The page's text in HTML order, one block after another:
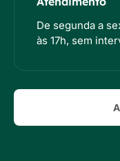
De segunda a
às 17h, sem